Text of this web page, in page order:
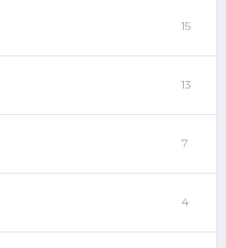
15
13
7
4